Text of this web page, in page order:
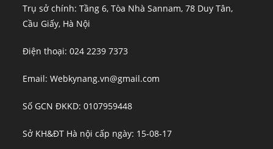
Trụ sở chính: Tầng 6, Tòa Nhà Sannam, 78 Duy Tân,
Cầu Giấy, Hà Nội
Điện thoại: 024 2239 7373
Email: Webkynang.vn@gmail.com
Số GCN ĐKKD: 0107959448
Sở KH&ĐT Hà nội cấp ngày: 15-08-17